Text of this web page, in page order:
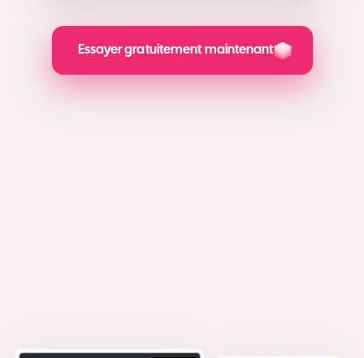
Essayer gratuitement maintenant